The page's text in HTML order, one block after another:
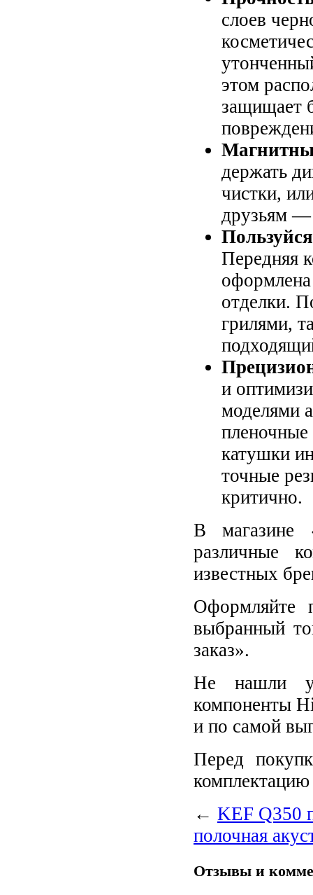
слоев
этом
защищает
держать
чистки,
друзьям —
Передняя
отделки.
грилями,
и
моделями
пленочные
катушки
точные
критично.
В магазине
различные
известных
Оформляйте
выбранный
заказ».
Не нашли у
компоненты
и по самой
Перед
комплектацию
← KEF Q350
полочная
Отзывы и